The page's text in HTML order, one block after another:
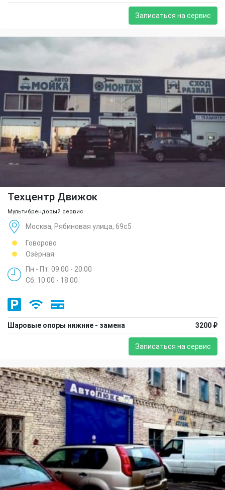
Записаться на сервис
Техцентр Движок
Мультибрендовый сервис
Москва, Рябиновая улица, 69с5
Говорово
Озёрная
Пн - Пт: 09:00 - 20:00
Сб: 10:00 - 18:00
Шаровые опоры нижние - замена 3200 ₽
Записаться на сервис